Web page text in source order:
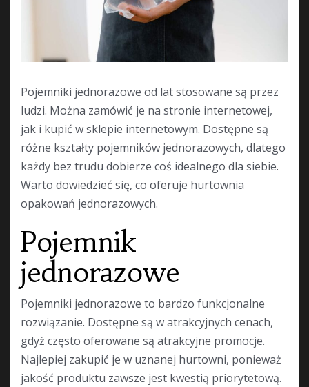
Pojemniki jednorazowe od lat stosowane są przez
ludzi. Można zamówić je na stronie internetowej,
jak i kupić w sklepie internetowym. Dostępne są
różne kształty pojemników jednorazowych, dlatego
każdy bez trudu dobierze coś idealnego dla siebie.
Warto dowiedzieć się, co oferuje hurtownia
opakowań jednorazowych.
Pojemnik
jednorazowe
Pojemniki jednorazowe to bardzo funkcjonalne
rozwiązanie. Dostępne są w atrakcyjnych cenach,
gdyż często oferowane są atrakcyjne promocje.
Najlepiej zakupić je w uznanej hurtowni, ponieważ
jakość produktu zawsze jest kwestią priorytetową.